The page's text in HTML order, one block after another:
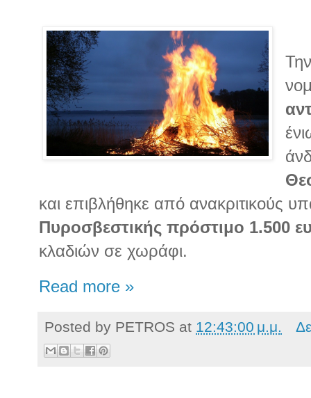
και επιβλήθηκε από ανακριτικούς
Πυροσβεστικής πρόστιμο 1.500
κλαδιών σε χωράφι.
Read more »
Posted by PETROS at 12:43:00 μ.μ.